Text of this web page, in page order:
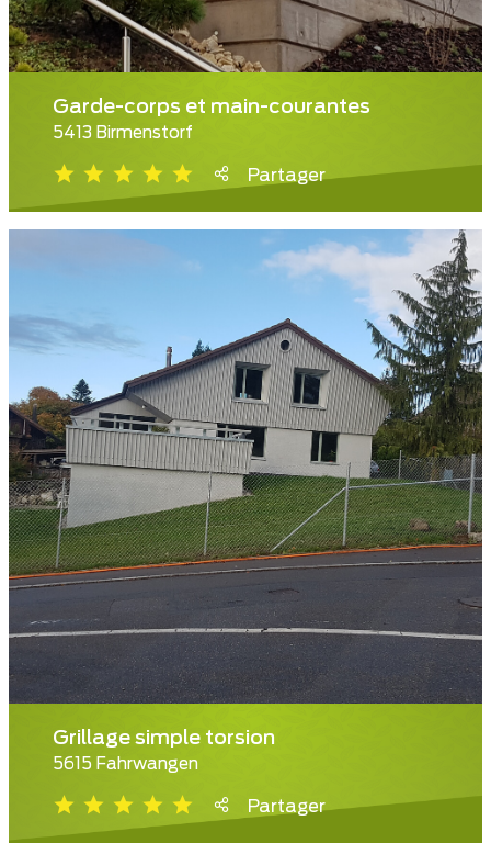
Garde-corps et main-courantes
5413 Birmenstorf
Partager
Grillage simple torsion
5615 Fahrwangen
Partager